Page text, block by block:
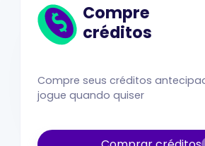
Compre
créditos
Compre seus créditos
jogue quando quiser